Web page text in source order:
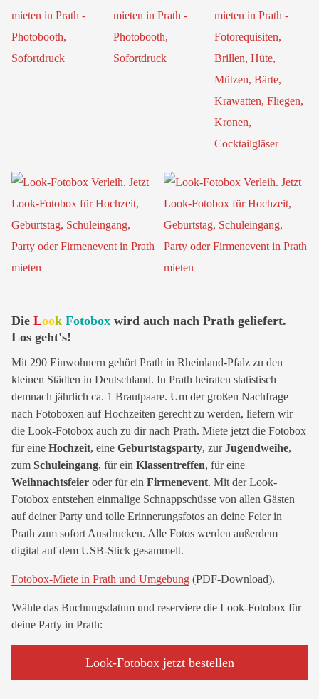
Die Look Fotobox wird auch nach Prath geliefert.
Los geht's!
Mit 290 Einwohnern gehört Prath in Rheinland-Pfalz zu den
kleinen Städten in Deutschland. In Prath heiraten statistisch
demnach jährlich ca. 1 Brautpaare. Um der großen Nachfrage
nach Fotoboxen auf Hochzeiten gerecht zu werden, liefern wir
die Look-Fotobox auch zu dir nach Prath. Miete jetzt die Fotobox
für eine Hochzeit, eine Geburtstagsparty, zurJugendweihe,
zum Schuleingang, für ein Klassentreffen, für eine
Weihnachtsfeier oder für ein Firmenevent. Mit der Look-
Fotobox entstehen einmalige Schnappschüsse von allen Gästen
auf deiner Party und tolle Erinnerungsfotos an deine Feier in
Prath zum sofort Ausdrucken. Alle Fotos werden außerdem
digital auf dem USB-Stick gesammelt.
Fotobox-Miete in Prath und Umgebung (PDF-Download).
Wähle das Buchungsdatum und reserviere die Look-Fotobox für
deine Party in Prath:
Look-Fotobox jetzt bestellen